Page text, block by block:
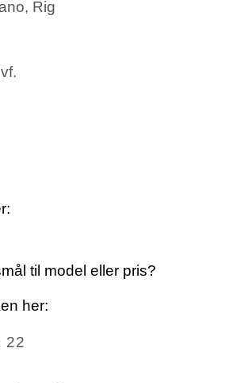
, Rig
til model eller pris?
her:
22